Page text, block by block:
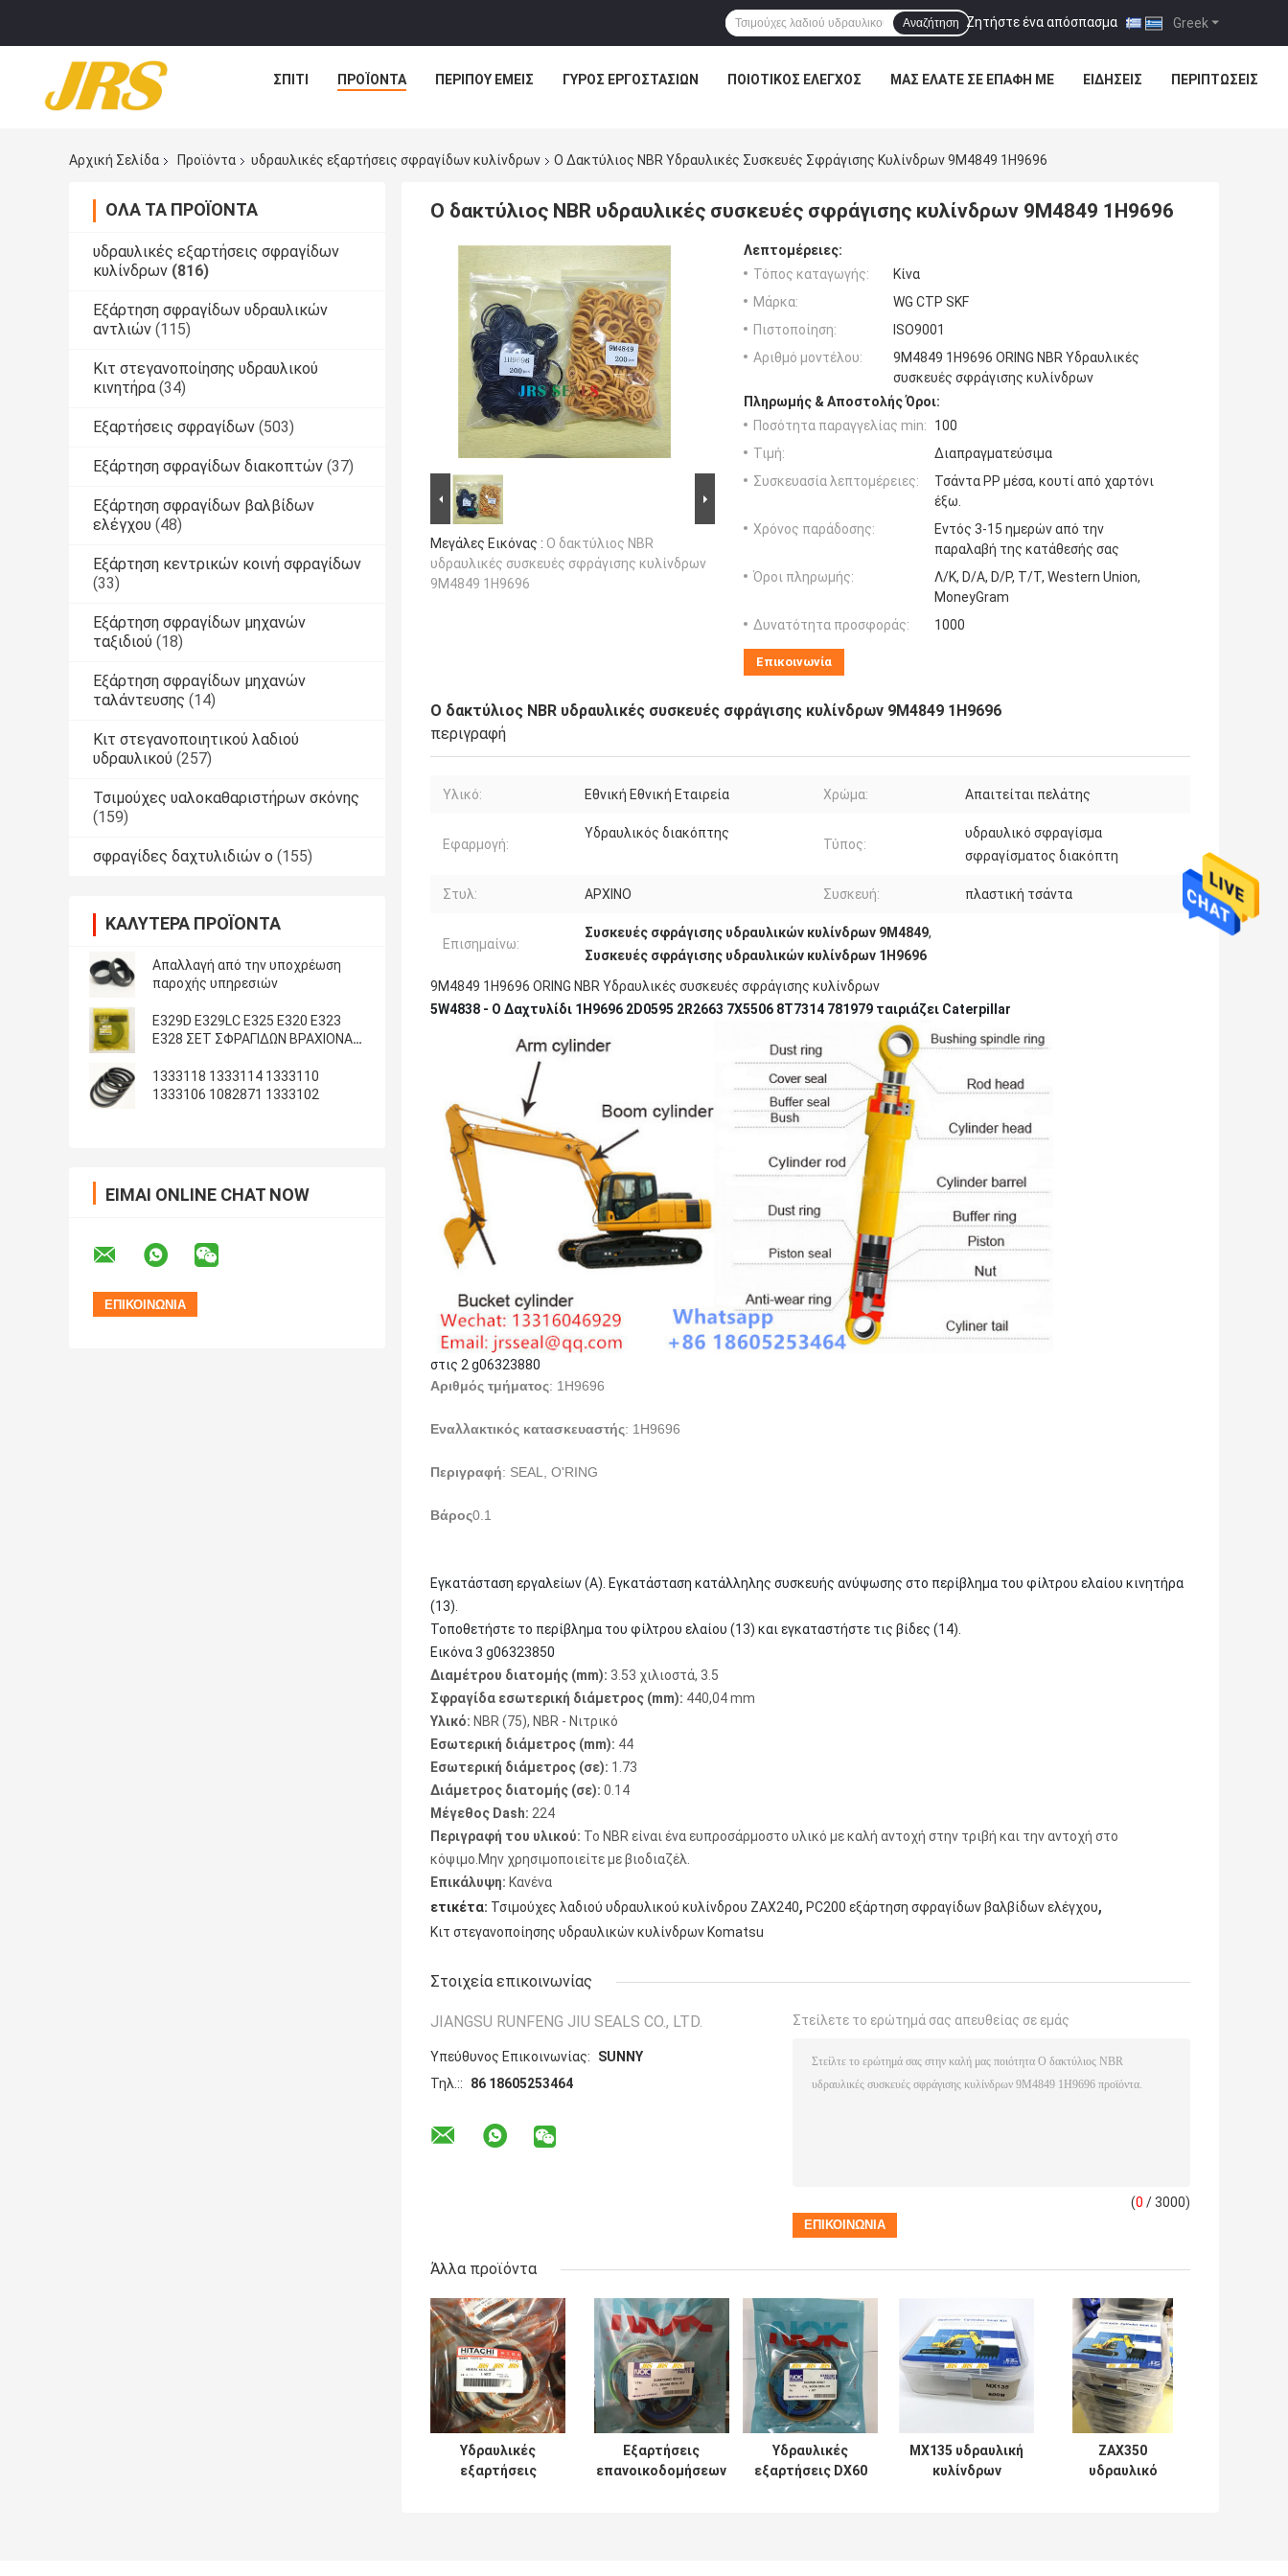
Greek
Ζητήστε ένα απόσπασμα |
Αναζήτηση
ΣΠΊΤΙ ΠΡΟΪΌΝΤΑ ΠΕΡΊΠΟΥ ΕΜΕΊΣ ΓΎΡΟΣ ΕΡΓΟΣΤΑΣΊΩΝ ΠΟΙΟΤΙΚΌΣ ΈΛΕΓΧΟΣ ΜΑΣ ΕΛΆΤΕ ΣΕ ΕΠΑΦΉ ΜΕ ΕΙΔΉΣΕΙΣ ΠΕΡΙΠΤΏΣΕΙΣ
Αρχική Σελίδα Προϊόντα υδραυλικές εξαρτήσεις σφραγίδων κυλίνδρων Ο Δακτύλιος NBR Υδραυλικές Συσκευές Σφράγισης Κυλίνδρων 9M4849 1H9696
ΌΛΑ ΤΑ ΠΡΟΪΌΝΤΑ
υδραυλικές εξαρτήσεις σφραγίδων
κυλίνδρων (816)
Εξάρτηση σφραγίδων υδραυλικών
αντλιών (115)
Κιτ στεγανοποίησης υδραυλικού
κινητήρα (34)
Εξαρτήσεις σφραγίδων (503)
Εξάρτηση σφραγίδων διακοπτών (37)
Εξάρτηση σφραγίδων βαλβίδων
ελέγχου (48)
Εξάρτηση κεντρικών κοινή σφραγίδων
(33)
Εξάρτηση σφραγίδων μηχανών
ταξιδιού (18)
Εξάρτηση σφραγίδων μηχανών
ταλάντευσης (14)
Κιτ στεγανοποιητικού λαδιού
υδραυλικού (257)
Τσιμούχες υαλοκαθαριστήρων σκόνης
(159)
σφραγίδες δαχτυλιδιών ο (155)
ΚΑΛΎΤΕΡΑ ΠΡΟΪΌΝΤΑ
Απαλλαγή από την υποχρέωση
παροχής υπηρεσιών
E329D E329LC E325 E320 E323
E328 ΣΕΤ ΣΦΡΑΓΙΔΩΝ ΒΡΑΧΙΟΝΑ
1333118 1333114 1333110
1333106 1082871 1333102
ΕΊΜΑΙ ONLINE CHAT NOW
Ο δακτύλιος NBR υδραυλικές συσκευές σφράγισης κυλίνδρων 9M4849 1H9696
Μεγάλες Εικόνας : Ο δακτύλιος NBR
υδραυλικές συσκευές σφράγισης κυλίνδρων
9M4849 1H9696
Λεπτομέρειες:
Τόπος καταγωγής:
Κίνα
Μάρκα:
WG CTP SKF
Πιστοποίηση:
ISO9001
Αριθμό μοντέλου:
9M4849 1H9696 ORING NBR Υδραυλικές
συσκευές σφράγισης κυλίνδρων
Πληρωμής & Αποστολής Όροι:
Ποσότητα παραγγελίας min:
100
Τιμή:
Διαπραγματεύσιμα
Συσκευασία λεπτομέρειες:
Τσάντα PP μέσα, κουτί από χαρτόνι
έξω.
Χρόνος παράδοσης:
Εντός 3-15 ημερών από την
παραλαβή της κατάθεσής σας
Όροι πληρωμής:
Λ/Κ, D/A, D/P, T/T, Western Union,
MoneyGram
Δυνατότητα προσφοράς:
1000
Επικοινωνία
Ο δακτύλιος NBR υδραυλικές συσκευές σφράγισης κυλίνδρων 9M4849 1H9696
περιγραφή
Υλικό: Εθνική Εθνική Εταιρεία Χρώμα: Απαιτείται πελάτης
Εφαρμογή:
Υδραυλικός διακόπτης
Τύπος:
υδραυλικό σφραγίσμα
σφραγίσματος διακόπτη
Στυλ: ΑΡΧΙΝΟ Συσκευή: πλαστική τσάντα
Επισημαίνω:
Συσκευές σφράγισης υδραυλικών κυλίνδρων 9M4849,
Συσκευές σφράγισης υδραυλικών κυλίνδρων 1H9696
9M4849 1H9696 ORING NBR Υδραυλικές συσκευές σφράγισης κυλίνδρων
5W4838 - O Δαχτυλίδι 1H9696 2D0595 2R2663 7X5506 8T7314 781979 ταιριάζει Caterpillar
στις 2 g06323880
Αριθμός τμήματος: 1H9696
Εναλλακτικός κατασκευαστής: 1H9696
Περιγραφή: SEAL, O'RING
Βάρος0.1
Εγκατάσταση εργαλείων (Α). Εγκατάσταση κατάλληλης συσκευής ανύψωσης στο περίβλημα του φίλτρου ελαίου κινητήρα
(13).
Τοποθετήστε το περίβλημα του φίλτρου ελαίου (13) και εγκαταστήστε τις βίδες (14).
Εικόνα 3 g06323850
Διαμέτρου διατομής (mm): 3.53 χιλιοστά, 3.5
Σφραγίδα εσωτερική διάμετρος (mm): 440,04 mm
Υλικό: NBR (75), NBR - Νιτρικό
Εσωτερική διάμετρος (mm): 44
Εσωτερική διάμετρος (σε): 1.73
Διάμετρος διατομής (σε): 0.14
Μέγεθος Dash: 224
Περιγραφή του υλικού: Το NBR είναι ένα ευπροσάρμοστο υλικό με καλή αντοχή στην τριβή και την αντοχή στο
κόψιμο.Μην χρησιμοποιείτε με βιοδιαζέλ.
Επικάλυψη: Κανένα
ετικέτα: Τσιμούχες λαδιού υδραυλικού κυλίνδρου ZAX240, PC200 εξάρτηση σφραγίδων βαλβίδων ελέγχου,
Κιτ στεγανοποίησης υδραυλικών κυλίνδρων Komatsu
Στοιχεία επικοινωνίας
JIANGSU RUNFENG JIU SEALS CO., LTD.
Υπεύθυνος Επικοινωνίας:
SUNNY
Τηλ.::
86 18605253464
Στείλετε το ερώτημά σας απευθείας σε εμάς
(0 / 3000)
Άλλα προϊόντα
Υδραυλικές
εξαρτήσεις
Εξαρτήσεις
επανοικοδομήσεων
Υδραυλικές
εξαρτήσεις DX60
MX135 υδραυλική
κυλίνδρων
ZAX350
υδραυλικό